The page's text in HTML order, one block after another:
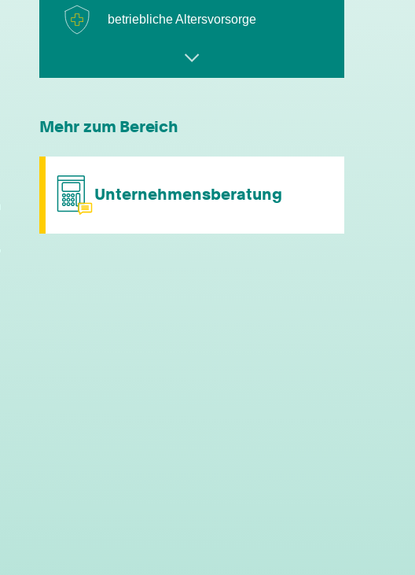
attraktive
flexible Arbeitszeiten
Mehr zum Bereich
Unternehmensberatung